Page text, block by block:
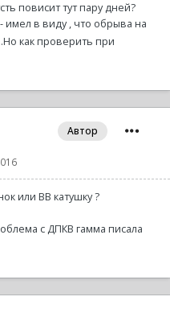
повисит тут пару дней?
в виду , что обрыва на
как проверить при
Автор
или ВВ катушку ?
с ДПКВ гамма писала